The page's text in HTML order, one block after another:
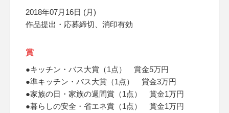
2018年07月16日 (月)
作品提出・応募締切、消印有効
賞
●キッチン・バス大賞（1点） 賞金5万円
●準キッチン・バス大賞（1点） 賞金3万円
●家族の日・家族の週間賞（1点） 賞金1万円
●暮らしの安全・省エネ賞（1点） 賞金1万円